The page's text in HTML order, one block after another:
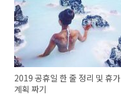
2019 공휴일 한 줄 정리 및 휴가
계획 짜기